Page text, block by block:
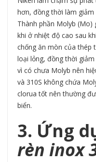
hơn, đồng thời làm
Thành phần Molyb
khi ở nhiệt độ cao sau
chống ăn mòn của thép
loại lỏng, đồng thời
vì có chưa Molyb nên
và 310S không chứa
clorua tốt nên thường
biển.
3. Ứng
rèn inox